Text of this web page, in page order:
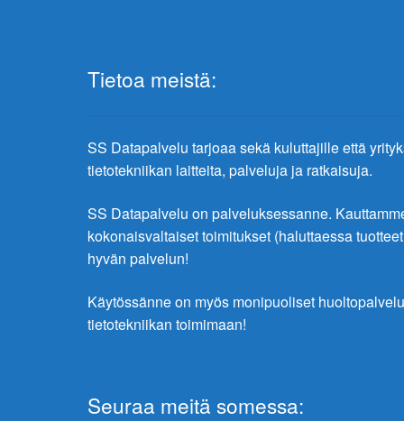
Tietoa meistä:
SS Datapalvelu tarjoaa sekä kuluttajille että
tietotekniikan laitteita, palveluja ja ratkaisuja.
SS Datapalvelu on palveluksessanne.
kokonaisvaltaiset toimitukset (haluttaessa
hyvän palvelun!
Käytössänne on myös monipuoliset
tietotekniikan toimimaan!
Seuraa meitä somessa: